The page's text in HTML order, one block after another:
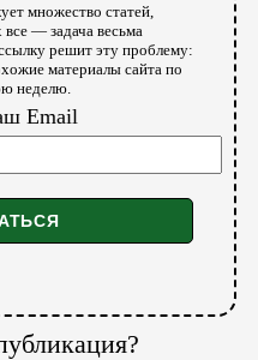
множество статей,
все — задача весьма
решит эту проблему:
материалы сайта по
неделю.
Email